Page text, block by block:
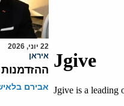
22 יוני, 2026
איראן
אבירם